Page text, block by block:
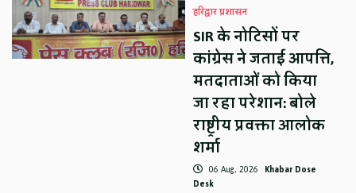
हरिद्वार प्रशासन
SIR के नोटिसों पर
कांग्रेस ने जताई आपत्ति,
मतदाताओं को किया
जा रहा परेशान: बोले
राष्ट्रीय प्रवक्ता आलोक
शर्मा
06 Aug, 2026 Khabar Dose
Desk